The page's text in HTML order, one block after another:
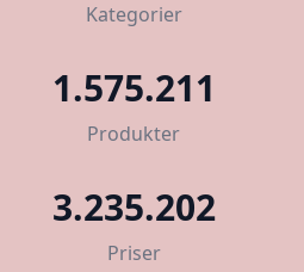
Kategorier
1.575.211
Produkter
3.235.202
Priser